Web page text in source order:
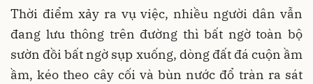
Thời điểm xảy ra vụ việc, nhiều người dân vẫn
đang lưu thông trên đường thì bất ngờ toàn bộ
sườn đồi bất ngờ sụp xuống, dòng đất đá cuộn ầm
ầm, kéo theo cây cối và bùn nước đổ tràn ra sát